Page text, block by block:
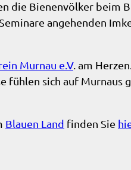
die Bienenvölker beim
angehenden
Murnau e.V. am
fühlen sich auf Murnaus
Blauen Land finden Sie